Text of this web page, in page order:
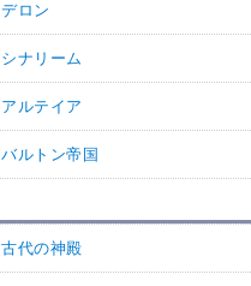
デロン
シナリーム
アルテイア
バルトン帝国
古代の神殿